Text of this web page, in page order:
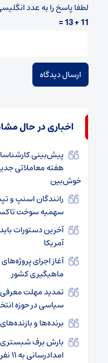
لطفا پاسخ را به عدد
11 + 13 =
اخباری در حال
پیش‌بینی
هفته معاملاتی
خوش‌بین
رانندگان اسنپ و
سهمیه سوخت
آخرین دستورات
آمریکا
ماهیگیری کشور
تمدید مهلت
سیاسی در حوزه
برنده‌ها و
بارش برف
امدادرسانی به ۱۱ نفر در کولاک